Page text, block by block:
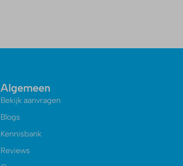
Algemeen
Bekijk aanvragen
Blogs
Kennisbank
Reviews